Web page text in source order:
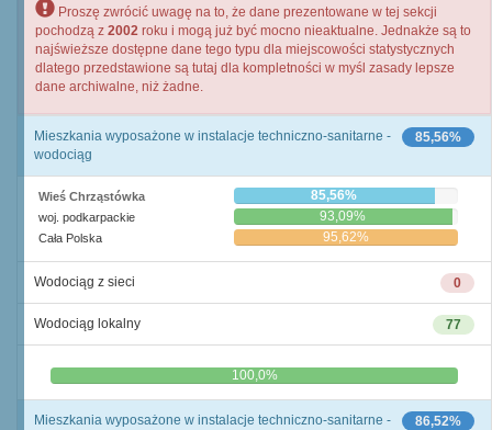
Proszę zwrócić uwagę na to, że dane prezentowane w tej sekcji
pochodzą z 2002 roku i mogą już być mocno nieaktualne. Jednakże są to
najświeższe dostępne dane tego typu dla miejscowości statystycznych
dlatego przedstawione są tutaj dla kompletności w myśl zasady lepsze
dane archiwalne, niż żadne.
85,56%
Mieszkania wyposażone w instalacje techniczno-sanitarne -
wodociąg
Wieś Chrząstówka 85,56%
woj. podkarpackie 93,09%
Cała Polska 95,62%
0
Wodociąg z sieci
77
Wodociąg lokalny
0,0% 100,0%
86,52%
Mieszkania wyposażone w instalacje techniczno-sanitarne -